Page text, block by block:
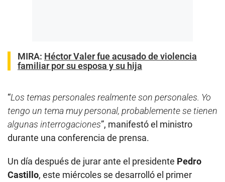
MIRA: Héctor Valer fue acusado de violencia
familiar por su esposa y su hija
“Los temas personales realmente son personales. Yo
tengo un tema muy personal, probablemente se tienen
algunas interrogaciones”, manifestó el ministro
durante una conferencia de prensa.
Un día después de jurar ante el presidente Pedro
Castillo, este miércoles se desarrolló el primer